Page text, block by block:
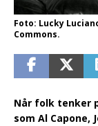
Foto: Lucky
Commons.
Når folk tenker
som Al Capone,